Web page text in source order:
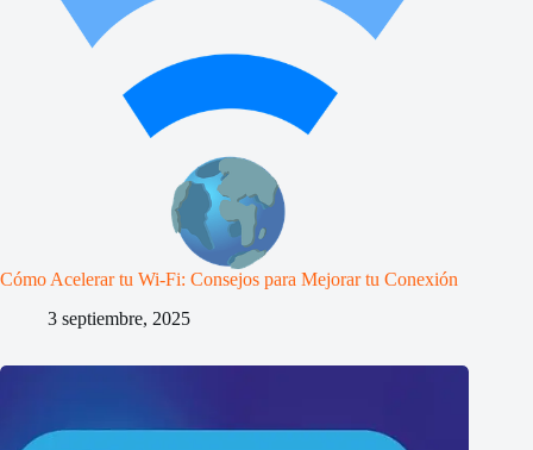
Cómo Acelerar tu Wi-Fi: Consejos para Mejorar tu Conexión
3 septiembre, 2025